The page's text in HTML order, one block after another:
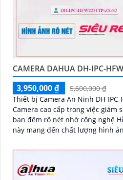
CAMERA DAHUA DH-IPC-
3,950,000 ₫
5,600,000 ₫
Thiết bị Camera An Ninh DH-IPC-
Camera cao cấp trong việc giám sát an
ban đêm rõ nét nhờ công nghệ
này mang đến chất lượng hình